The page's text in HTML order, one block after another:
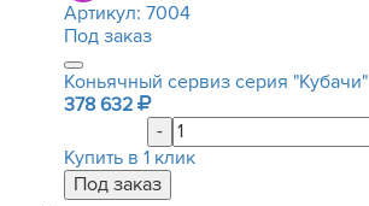
Артикул: 7004
Под заказ
Коньячный сервиз серия "Кубачи"
378 632
-
Купить в 1 клик